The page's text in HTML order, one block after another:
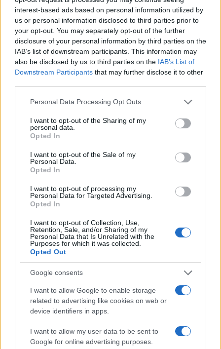
interest-based ads based on personal information utilized by
us or personal information disclosed to third parties prior to
your opt-out. You may separately opt-out of the further
disclosure of your personal information by third parties on the
IAB’s list of downstream participants. This information may
also be disclosed by us to third parties on the IAB’s List of
Downstream Participants that may further disclose it to other
Please note that this website/app uses one or more Google
not limited to your visit or usage behaviour. You may click to
grant or deny consent to Google and its third-party tags to
use your data for below specified purposes in below Google
consent section.
Personal Data Processing Opt Outs
I want to opt-out of the Sharing of my
personal data.
Opted In
I want to opt-out of the Sale of my
Personal Data.
Opted In
I want to opt-out of processing my
Personal Data for Targeted Advertising.
Opted In
I want to opt-out of Collection, Use,
Retention, Sale, and/or Sharing of my
Personal Data that Is Unrelated with the
Purposes for which it was collected.
Opted Out
Google consents
I want to allow Google to enable storage
related to advertising like cookies on web or
device identifiers in apps.
I want to allow my user data to be sent to
Google for online advertising purposes.
AUTORE
Staff
Continua a leggere
NERD NEWS